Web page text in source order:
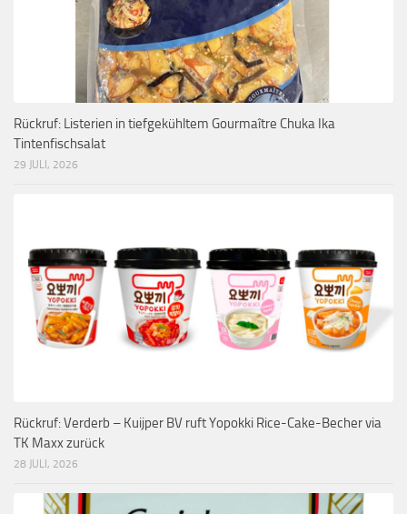
Rückruf: Listerien in tiefgekühltem Gourmaître Chuka Ika
Tintenfischsalat
29 JULI, 2026
Rückruf: Verderb – Kuijper BV ruft Yopokki Rice-Cake-Becher via
TK Maxx zurück
28 JULI, 2026